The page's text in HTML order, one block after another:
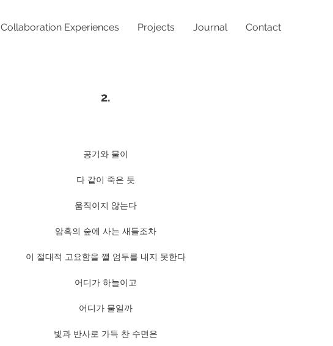
Collaboration Experiences Projects Journal Contact
2.
공기와 물이
다 같이 죽은 듯
움직이지 않는다
암흑의 숲에 사는 새들조차
이 절대적 고요함을 깰 엄두를 내지 못한다
어디가 하늘이고
어디가 물일까
빛과 반사로 가득 찬 수면은